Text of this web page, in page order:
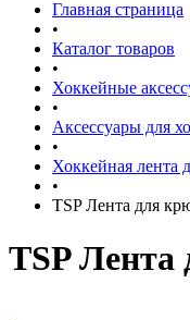
Главная страница
•
Каталог товаров
•
Хоккейные
•
Аксессуары для
•
Хоккейная лента
•
TSP Лента для
TSP Лента